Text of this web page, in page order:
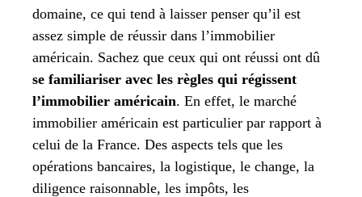
domaine, ce qui tend à laisser penser qu’il est
assez simple de réussir dans l’immobilier
américain. Sachez que ceux qui ont réussi ont dû
se familiariser avec les règles qui régissent
l’immobilier américain. En effet, le marché
immobilier américain est particulier par rapport à
celui de la France. Des aspects tels que les
opérations bancaires, la logistique, le change, la
diligence raisonnable, les impôts, les